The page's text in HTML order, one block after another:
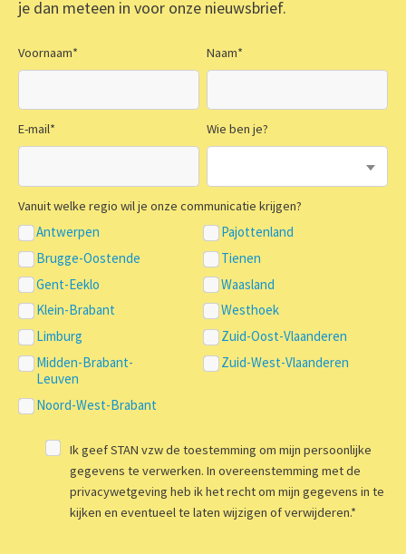
je dan meteen in voor onze nieuwsbrief.
Voornaam* Naam*
E-mail* Wie ben je?
Vanuit welke regio wil je onze communicatie krijgen?
Antwerpen
Pajottenland
Brugge-Oostende
Tienen
Gent-Eeklo
Waasland
Klein-Brabant
Westhoek
Limburg
Zuid-Oost-Vlaanderen
Midden-Brabant-
Leuven
Zuid-West-Vlaanderen
Noord-West-Brabant
Ik geef STAN vzw de toestemming om mijn persoonlijke
gegevens te verwerken. In overeenstemming met de
privacywetgeving heb ik het recht om mijn gegevens in te
kijken en eventueel te laten wijzigen of verwijderen.*